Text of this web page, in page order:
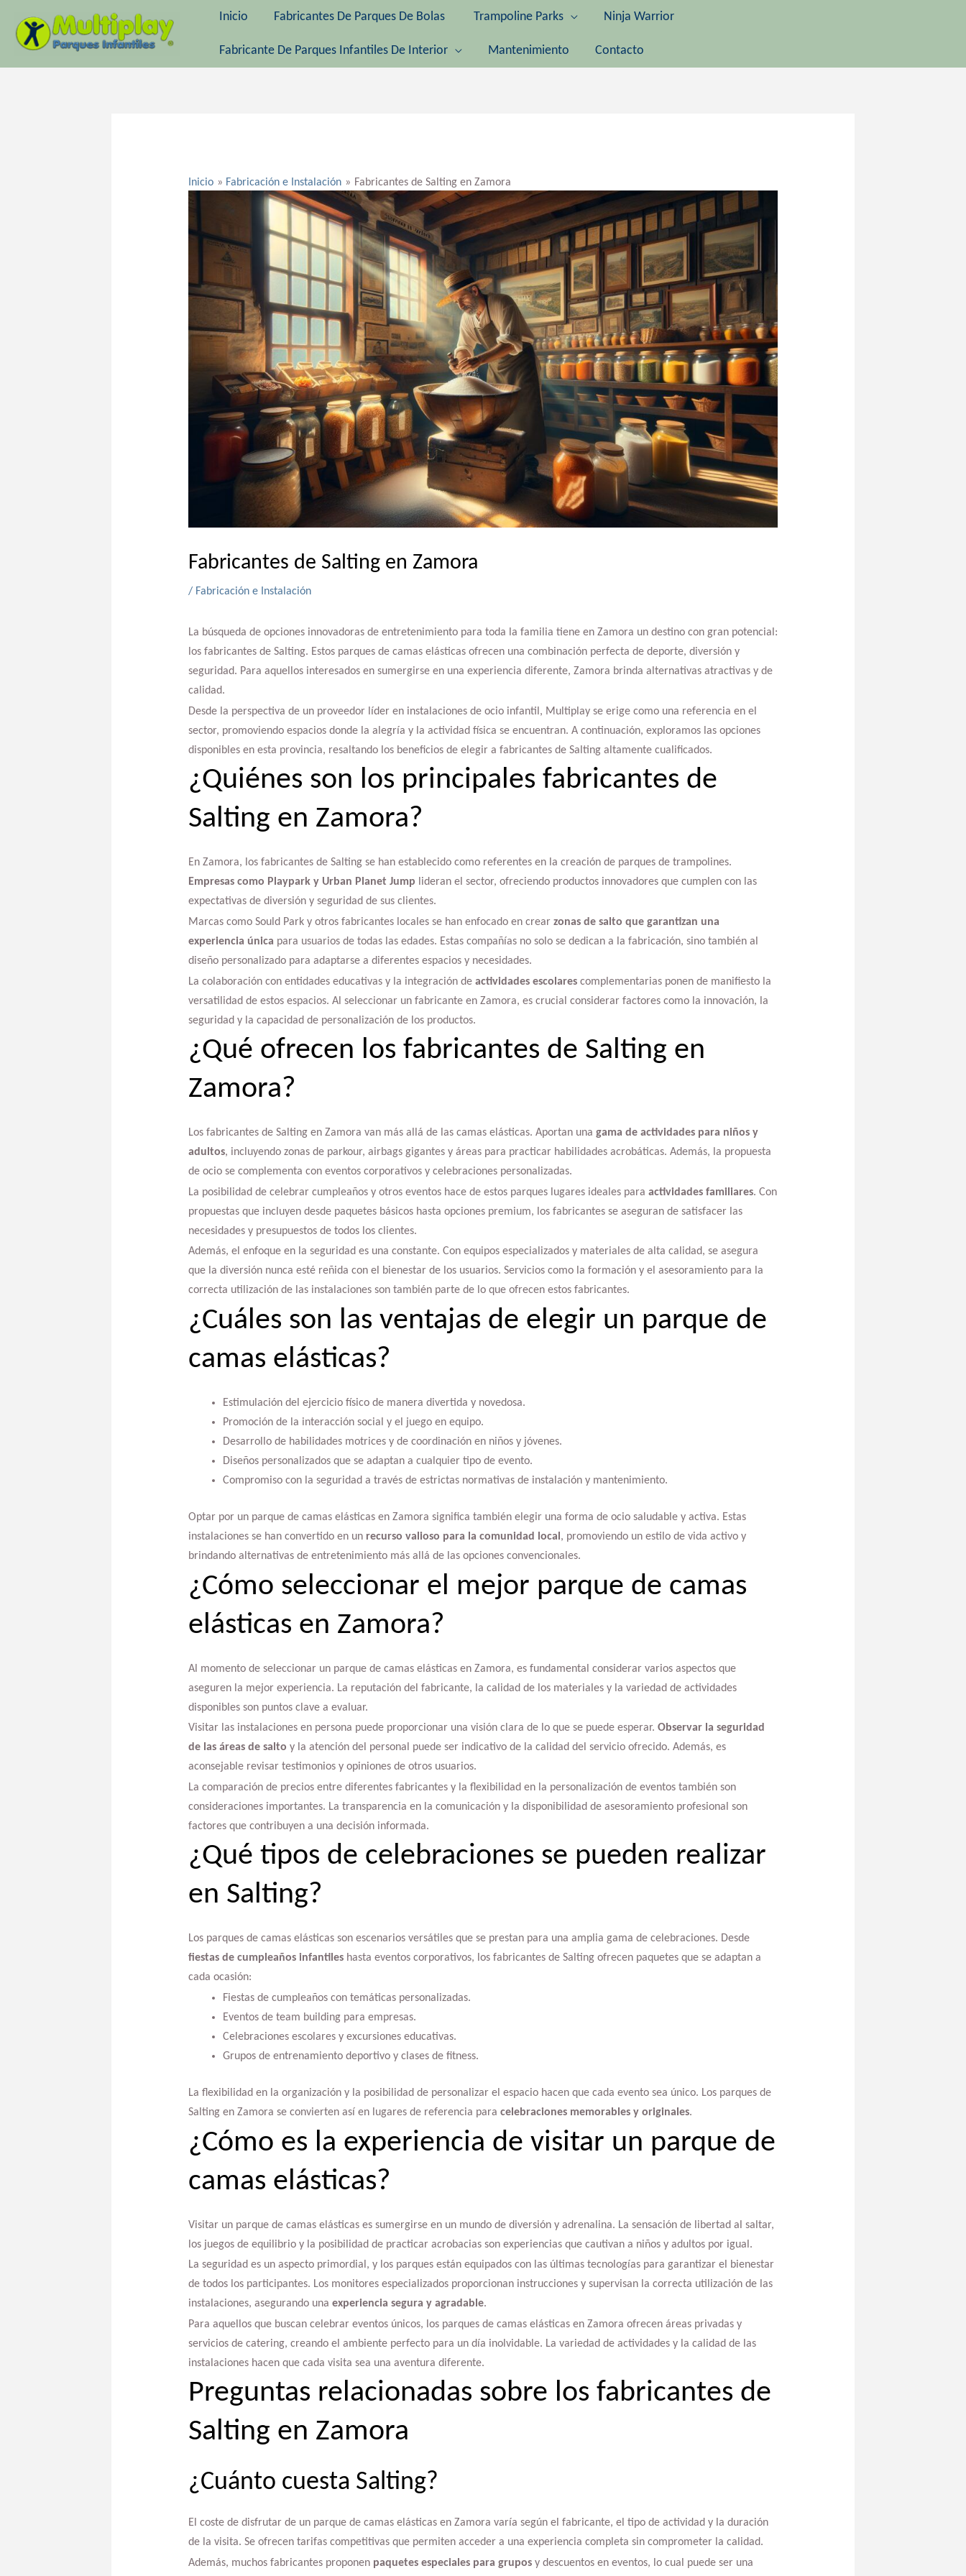
contenido
Inicio Fabricantes De Parques De Bolas Trampoline Parks Ninja Warrior
Fabricante De Parques Infantiles De Interior Mantenimiento Contacto
Inicio Fabricación e Instalación Fabricantes de Salting en Zamora
Fabricantes de Salting en Zamora
/ Fabricación e Instalación
La búsqueda de opciones innovadoras de entretenimiento para toda la familia tiene en Zamora un destino con gran potencial:
los fabricantes de Salting. Estos parques de camas elásticas ofrecen una combinación perfecta de deporte, diversión y
seguridad. Para aquellos interesados en sumergirse en una experiencia diferente, Zamora brinda alternativas atractivas y de
calidad.
Desde la perspectiva de un proveedor líder en instalaciones de ocio infantil, Multiplay se erige como una referencia en el
sector, promoviendo espacios donde la alegría y la actividad física se encuentran. A continuación, exploramos las opciones
disponibles en esta provincia, resaltando los beneficios de elegir a fabricantes de Salting altamente cualificados.
¿Quiénes son los principales fabricantes de
Salting en Zamora?
En Zamora, los fabricantes de Salting se han establecido como referentes en la creación de parques de trampolines.
Empresas como Playpark y Urban Planet Jump lideran el sector, ofreciendo productos innovadores que cumplen con las
expectativas de diversión y seguridad de sus clientes.
Marcas como Sould Park y otros fabricantes locales se han enfocado en crear zonas de salto que garantizan una
experiencia única para usuarios de todas las edades. Estas compañías no solo se dedican a la fabricación, sino también al
diseño personalizado para adaptarse a diferentes espacios y necesidades.
La colaboración con entidades educativas y la integración de actividades escolarescomplementarias ponen de manifiesto la
versatilidad de estos espacios. Al seleccionar un fabricante en Zamora, es crucial considerar factores como la innovación, la
seguridad y la capacidad de personalización de los productos.
¿Qué ofrecen los fabricantes de Salting en
Zamora?
Los fabricantes de Salting en Zamora van más allá de las camas elásticas. Aportan una gama de actividades para niños y
adultos, incluyendo zonas de parkour, airbags gigantes y áreas para practicar habilidades acrobáticas. Además, la propuesta
de ocio se complementa con eventos corporativos y celebraciones personalizadas.
La posibilidad de celebrar cumpleaños y otros eventos hace de estos parques lugares ideales para actividades familiares. Con
propuestas que incluyen desde paquetes básicos hasta opciones premium, los fabricantes se aseguran de satisfacer las
necesidades y presupuestos de todos los clientes.
Además, el enfoque en la seguridad es una constante. Con equipos especializados y materiales de alta calidad, se asegura
que la diversión nunca esté reñida con el bienestar de los usuarios. Servicios como la formación y el asesoramiento para la
correcta utilización de las instalaciones son también parte de lo que ofrecen estos fabricantes.
¿Cuáles son las ventajas de elegir un parque de
camas elásticas?
Estimulación del ejercicio físico de manera divertida y novedosa.
Promoción de la interacción social y el juego en equipo.
Desarrollo de habilidades motrices y de coordinación en niños y jóvenes.
Diseños personalizados que se adaptan a cualquier tipo de evento.
Compromiso con la seguridad a través de estrictas normativas de instalación y mantenimiento.
Optar por un parque de camas elásticas en Zamora significa también elegir una forma de ocio saludable y activa. Estas
instalaciones se han convertido en un recurso valioso para la comunidad local , promoviendo un estilo de vida activo y
brindando alternativas de entretenimiento más allá de las opciones convencionales.
¿Cómo seleccionar el mejor parque de camas
elásticas en Zamora?
Al momento de seleccionar un parque de camas elásticas en Zamora, es fundamental considerar varios aspectos que
aseguren la mejor experiencia. La reputación del fabricante, la calidad de los materiales y la variedad de actividades
disponibles son puntos clave a evaluar.
Visitar las instalaciones en persona puede proporcionar una visión clara de lo que se puede esperar. Observar la seguridad
de las áreas de salto y la atención del personal puede ser indicativo de la calidad del servicio ofrecido. Además, es
aconsejable revisar testimonios y opiniones de otros usuarios.
La comparación de precios entre diferentes fabricantes y la flexibilidad en la personalización de eventos también son
consideraciones importantes. La transparencia en la comunicación y la disponibilidad de asesoramiento profesional son
factores que contribuyen a una decisión informada.
¿Qué tipos de celebraciones se pueden realizar
en Salting?
Los parques de camas elásticas son escenarios versátiles que se prestan para una amplia gama de celebraciones. Desde
fiestas de cumpleaños infantileshasta eventos corporativos, los fabricantes de Salting ofrecen paquetes que se adaptan a
cada ocasión:
Fiestas de cumpleaños con temáticas personalizadas.
Eventos de team building para empresas.
Celebraciones escolares y excursiones educativas.
Grupos de entrenamiento deportivo y clases de fitness.
La flexibilidad en la organización y la posibilidad de personalizar el espacio hacen que cada evento sea único. Los parques de
Salting en Zamora se convierten así en lugares de referencia para celebraciones memorables y originales.
¿Cómo es la experiencia de visitar un parque de
camas elásticas?
Visitar un parque de camas elásticas es sumergirse en un mundo de diversión y adrenalina. La sensación de libertad al saltar,
los juegos de equilibrio y la posibilidad de practicar acrobacias son experiencias que cautivan a niños y adultos por igual.
La seguridad es un aspecto primordial, y los parques están equipados con las últimas tecnologías para garantizar el bienestar
de todos los participantes. Los monitores especializados proporcionan instrucciones y supervisan la correcta utilización de las
instalaciones, asegurando una experiencia segura y agradable.
Para aquellos que buscan celebrar eventos únicos, los parques de camas elásticas en Zamora ofrecen áreas privadas y
servicios de catering, creando el ambiente perfecto para un día inolvidable. La variedad de actividades y la calidad de las
instalaciones hacen que cada visita sea una aventura diferente.
Preguntas relacionadas sobre los fabricantes de
Salting en Zamora
¿Cuánto cuesta Salting?
El coste de disfrutar de un parque de camas elásticas en Zamora varía según el fabricante, el tipo de actividad y la duración
de la visita. Se ofrecen tarifas competitivas que permiten acceder a una experiencia completa sin comprometer la calidad.
Además, muchos fabricantes proponen paquetes especiales para gruposy descuentos en eventos, lo cual puede ser una